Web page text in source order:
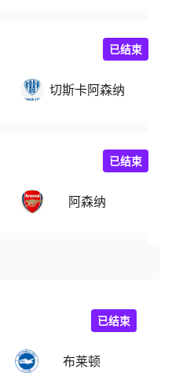
切斯卡阿森纳
已结束
阿森纳
已结束
布莱顿
已结束